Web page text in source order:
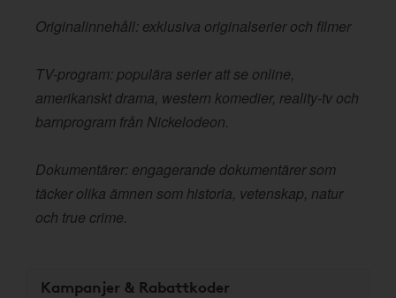
Originalinnehåll: exklusiva originalserier och filmer
TV-program: populära serier att se online,
amerikanskt drama, western komedier, reality-tv och
barnprogram från Nickelodeon.
Dokumentärer: engagerande dokumentärer som
täcker olika ämnen som historia, vetenskap, natur
och true crime.
Kampanjer & Rabattkoder